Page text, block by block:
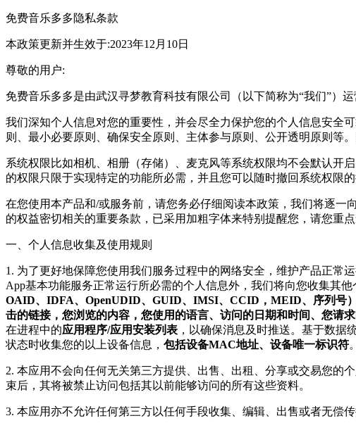
免费音乐多多隐私条款
本政策更新并生效于:2023年12月10日
尊敬的用户:
免费音乐多多是由武汉寻梦教育科技有限公司（以下简称为“我们”）
我们深知个人信息对您的重要性，并会尽全力保护您的个人信息安全
则、最小必要原则、确保安全原则、主体参与原则、公开透明原则等
系统权限比如相机、相册（存储）、麦克风等系统权限均不会默认开
的权限只限于实现特定的功能所必需，并且您可以随时撤回系统权限
在您使用本产品和/或服务前，请您务必仔细阅读本政策，我们将逐
的权益密切相关的重要条款，已采用加粗字体来特别提醒您，请您重点
一、个人信息收集及使用规则
1. 为了更好地保障您使用我们服务过程中的网络安全，维护产品正常
App基本功能服务正常运行所必需的个人信息外，我们将向您收集其
OAID、IDFA、OpenUDID、GUID、IMSI、CCID，MEID、序列号
击的链接，您浏览的内容，您使用的语言、访问的日期和时间、您请
在进程中的应用程序/应用安装列表 ，以确保消息及时推送。基于数据
状态时收集您的以上设备信息， 包括设备MAC地址、设备唯一标识符。
2. 本应用不会向任何无关第三方提供、出售、出租、分享或交易您的
束后，其将被禁止访问包括其以前能够访问的所有这些资料。
3. 本应用亦不允许任何第三方以任何手段收集、编辑、出售或者无偿